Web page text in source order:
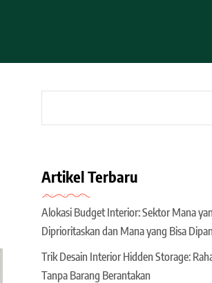
Artikel Terbaru
Alokasi Budget Interior: Sektor Mana
Diprioritaskan dan Mana yang Bisa
Trik Desain Interior Hidden Storage:
Tanpa Barang Berantakan